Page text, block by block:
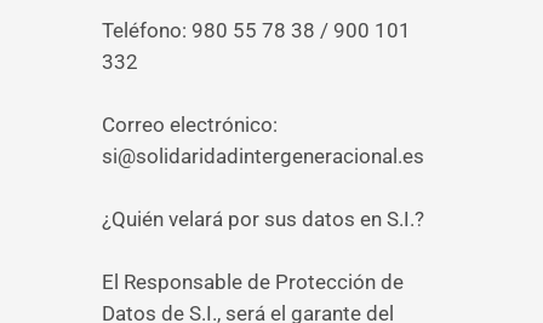
Teléfono: 980 55 78 38 / 900 101
332
Correo electrónico:
si@solidaridadintergeneracional.es
¿Quién velará por sus datos en S.I.?
El Responsable de Protección de
Datos de S.I., será el garante del